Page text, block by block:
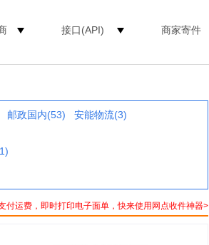
接口(API) 商家寄件
邮政国内(53)
安能物流(3)
付运费，即时打印电子面单，快来使用网点收件神器>